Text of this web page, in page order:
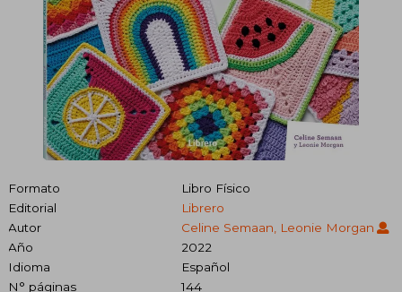
Formato
Libro Físico
Editorial
Librero
Autor
Celine Semaan, Leonie Morgan
Año
2022
Idioma
Español
N° páginas
144